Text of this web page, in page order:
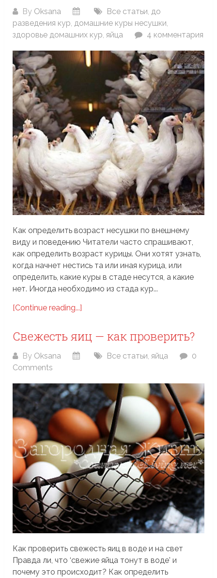
By Oksana Все статьи до
разведения кур домашние куры несушки
здоровье домашних кур яйца 4 комментария
Как определить возраст несушки по внешнему
виду и поведению Читатели часто спрашивают,
как определить возраст курицы. Они хотят узнать,
когда начнет нестись та или иная курица, или
определить, какие куры в стаде несутся, а какие
нет. Иногда необходимо из стада кур...
[Continue reading...]
Свежесть яиц — как проверить?
By Oksana Все статьи,яйца
0
Comments
Как проверить свежесть яиц в воде и на свет
Правда ли, что ‘свежие яйца тонут в воде’ и
почему это происходит? Как определить